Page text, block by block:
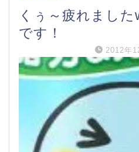
くぅ～疲れまし
です！
2012年